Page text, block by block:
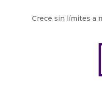
Crece sin límites a